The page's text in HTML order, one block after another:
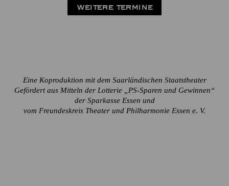
WEITERE TERMINE
Eine Koproduktion mit dem Saarländischen Staatstheater
Gefördert aus Mitteln der Lotterie „PS-Sparen und Gewinnen“
der Sparkasse Essen und
vom Freundeskreis Theater und Philharmonie Essen e. V.